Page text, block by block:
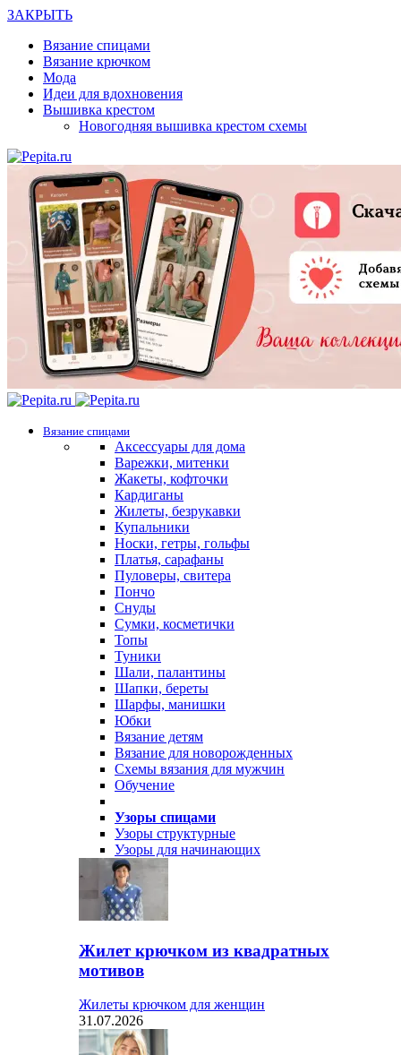
ЗАКРЫТЬ
Вязание спицами
Вязание крючком
Мода
Идеи для вдохновения
Вышивка крестом
Новогодняя вышивка крестом схемы
Вязание спицами
Аксессуары для дома
Варежки, митенки
Жакеты, кофточки
Кардиганы
Жилеты, безрукавки
Купальники
Носки, гетры, гольфы
Платья, сарафаны
Пуловеры, свитера
Пончо
Снуды
Сумки, косметички
Топы
Туники
Шали, палантины
Шапки, береты
Шарфы, манишки
Юбки
Вязание детям
Вязание для новорожденных
Схемы вязания для мужчин
Обучение
Узоры спицами
Узоры структурные
Узоры для начинающих
Жилет крючком из квадратных
мотивов
Жилеты крючком для женщин
31.07.2026